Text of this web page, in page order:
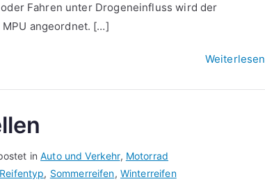
Fahren unter Drogeneinfluss wird der
angeordnet. […]
Weiterlesen
inAuto und Verkehr, Motorrad
Reifentyp, Sommerreifen, Winterreifen